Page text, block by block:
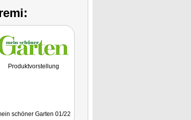
Produktvorstellung
schöner Garten 01/22